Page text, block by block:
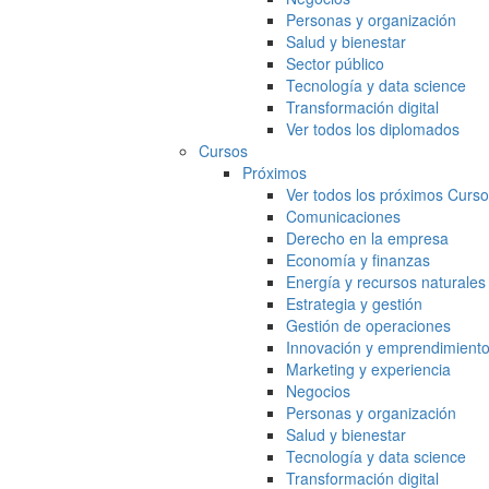
Personas y organización
Salud y bienestar
Sector público
Tecnología y data science
Transformación digital
Ver todos los diplomados
Cursos
Próximos
Ver todos los próximos
Comunicaciones
Derecho en la empresa
Economía y finanzas
Energía y recursos naturales
Estrategia y gestión
Gestión de operaciones
Innovación y emprendimiento
Marketing y experiencia
Negocios
Personas y organización
Salud y bienestar
Tecnología y data science
Transformación digital